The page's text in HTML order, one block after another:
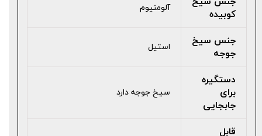
کوبیده
آلومنیوم
جنس سیخ
جوجه
استیل
دستگیره
برای
جابجایی
سیخ جوجه دارد
قابل